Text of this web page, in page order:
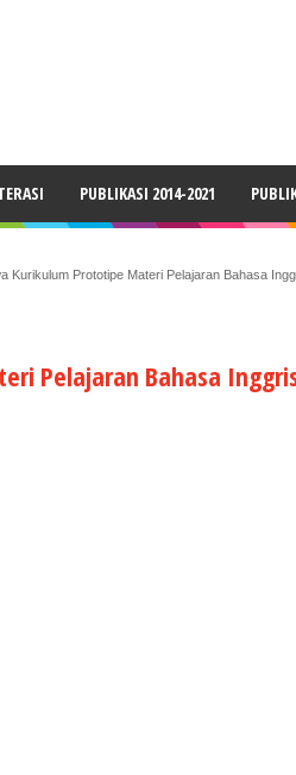
PUBLIKASI 2014-2021
Kurikulum Prototipe Materi Pelajaran Bahasa
Pelajaran Bahasa